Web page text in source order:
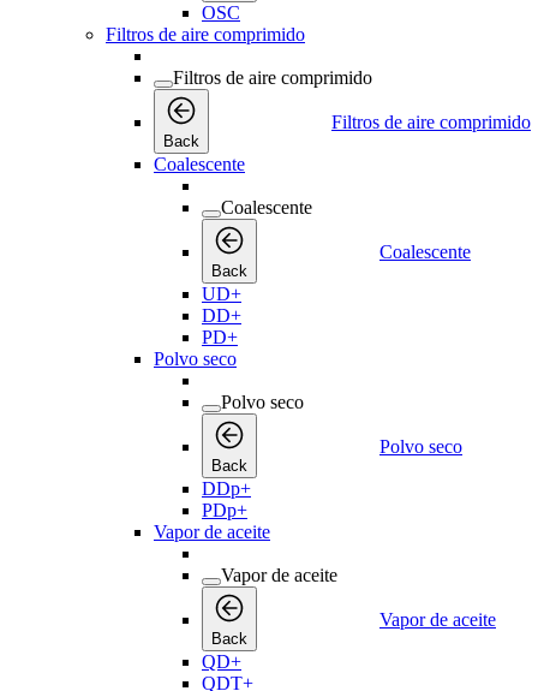
OSC
Filtros de aire comprimido
Filtros de aire comprimido
Back
Filtros de aire comprimido
Coalescente
Coalescente
Back
Coalescente
UD+
DD+
PD+
Polvo seco
Polvo seco
Back
Polvo seco
DDp+
PDp+
Vapor de aceite
Vapor de aceite
Back
Vapor de aceite
QD+
QDT+